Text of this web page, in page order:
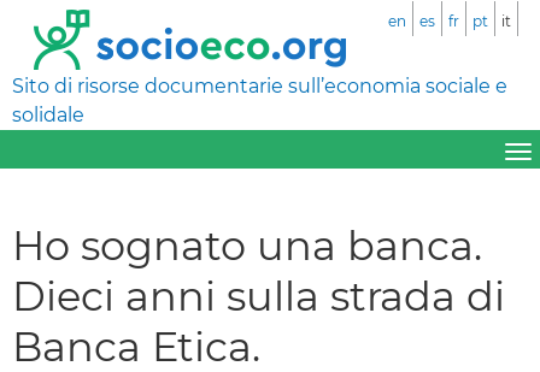
Sito di risorse documentarie sull’economia sociale e
solidale
en es fr pt it
Ho sognato una banca.
Dieci anni sulla strada di
Banca Etica.